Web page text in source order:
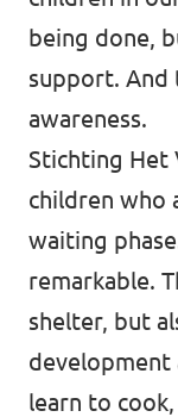
being done,
support.
awareness.
Stichting Het
children who
waiting
remarkable.
shelter, but
development
learn to